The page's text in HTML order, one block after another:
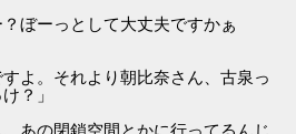
ぼーっとして大丈夫ですかぁ
よ。それより朝比奈さん、古泉っ
？」
あの閉鎖空間とかに行ってるんじ